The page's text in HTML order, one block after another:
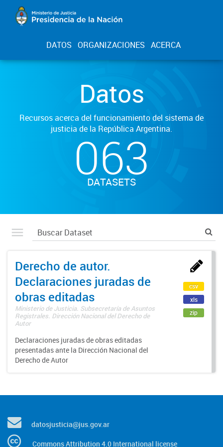
DATOS ORGANIZACIONES ACERCA
Datos
Recursos acerca del funcionamiento del sistema de
justicia de la República Argentina.
063
DATASETS
Derecho de autor.
Declaraciones juradas de
obras editadas
Ministerio de Justicia. Subsecretaría de Asuntos
Registrales. Dirección Nacional del Derecho de
Autor
Declaraciones juradas de obras editadas
presentadas ante la Dirección Nacional del
Derecho de Autor
csv
xls
zip
datosjusticia@jus.gov.ar
Commons Attribution 4.0 International license